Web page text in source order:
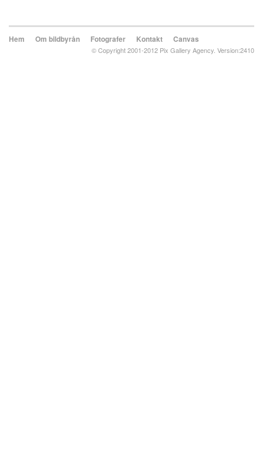
Hem Om bildbyrån Fotografer Kontakt Canvas
© Copyright 2001-2012 Pix Gallery Agency. Version:2410